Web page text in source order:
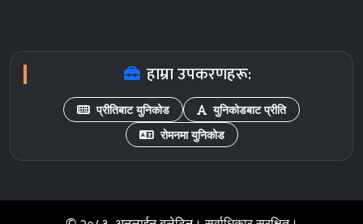
हाम्रा उपकरणहरू:
प्रीतिबाट युनिकोड
युनिकोडबाट प्रीति
रोमनमा युनिकोड